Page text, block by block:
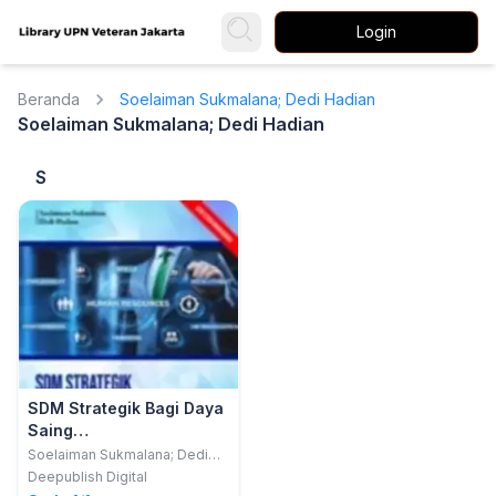
Login
Beranda Soelaiman Sukmalana; Dedi Hadian
Soelaiman Sukmalana; Dedi Hadian
S
SDM Strategik Bagi Daya
Saing
Organisasi/Perusahaan
Era Industri 4.0 dan
Soelaiman Sukmalana; Dedi
Hadian
Deepublish Digital